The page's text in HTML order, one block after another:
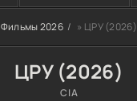
Фильмы 2026 » ЦРУ (2026)
ЦРУ (2026)
CIA